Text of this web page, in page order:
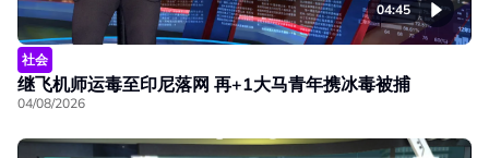
04:45
社会
继飞机师运毒至印尼落网 再+1大马青年携冰毒被捕
04/08/2026